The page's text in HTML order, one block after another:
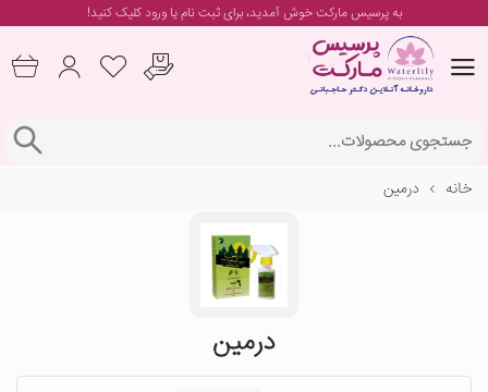
به پرسیس مارکت خوش آمدید، برایثبت نام یا ورودکلیک کنید!
خانه درمین
درمین